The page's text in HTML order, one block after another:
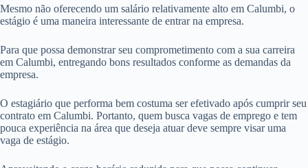
Mesmo não oferecendo um salário relativamente alto em Calumbi, o
estágio é uma maneira interessante de entrar na empresa.
Para que possa demonstrar seu comprometimento com a sua carreira
em Calumbi, entregando bons resultados conforme as demandas da
empresa.
O estagiário que performa bem costuma ser efetivado após cumprir seu
contrato em Calumbi. Portanto, quem busca vagas de emprego e tem
pouca experiência na área que deseja atuar deve sempre visar uma
vaga de estágio.